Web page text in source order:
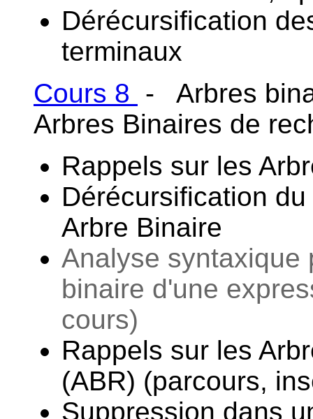
Dérécursification
terminaux
Cours 8 - Arbres
Arbres Binaires de
Rappels sur les
Dérécursification
Arbre Binaire
Analyse syntaxique
binaire d'une
cours)
Rappels sur les
(ABR) (parcours,
Suppression dans